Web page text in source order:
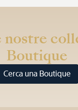
nostre
Boutique
Cerca una Boutique